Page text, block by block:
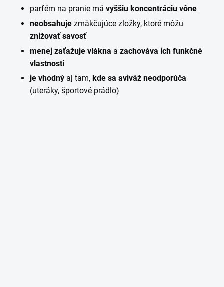
parfém na pranie má vyššiu koncentráciu vône
neobsahuje zmäkčujúce zložky, ktoré môžu
znižovať savosť
menej zaťažuje vlákna a zachováva ich funkčné
vlastnosti
je vhodný aj tam, kde sa aviváž neodporúča
(uteráky, športové prádlo)